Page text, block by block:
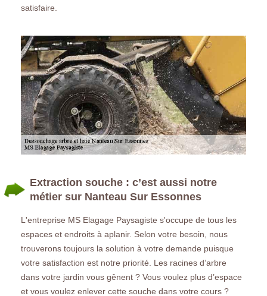
satisfaire.
Extraction souche : c’est aussi notre
métier sur Nanteau Sur Essonnes
L'entreprise MS Elagage Paysagiste s'occupe de tous les
espaces et endroits à aplanir. Selon votre besoin, nous
trouverons toujours la solution à votre demande puisque
votre satisfaction est notre priorité. Les racines d’arbre
dans votre jardin vous gênent ? Vous voulez plus d’espace
et vous voulez enlever cette souche dans votre cours ?